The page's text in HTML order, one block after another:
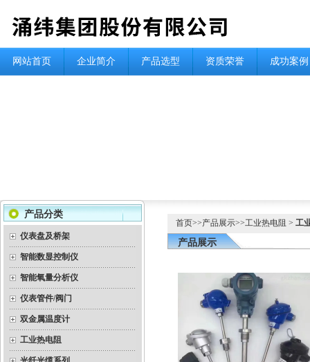
网站首页 企业简介 产品选型 资质荣誉 成功案例
产品分类
仪表盘及桥架
智能数显控制仪
智能氧量分析仪
仪表管件/阀门
双金属温度计
工业热电阻
首页>>产品展示>>工业热电阻 > 工
产品展示